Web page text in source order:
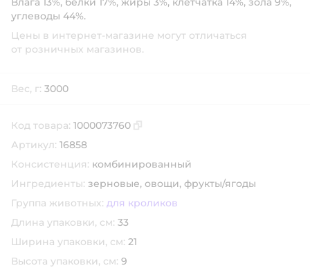
углеводы 44%.
Цены в интернет-магазине могут отличаться
от розничных магазинов.
Вес, г: 3000
Код товара: 1000073760
Артикул: 16858
Консистенция: комбинированный
Ингредиенты: зерновые, овощи, фрукты/ягоды
Группа животных: для кроликов
Длина упаковки, см: 33
Ширина упаковки, см: 21
Высота упаковки, см: 9